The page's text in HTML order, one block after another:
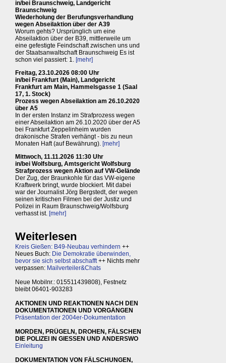
in/bei Braunschweig, Landgericht
Braunschweig
Wiederholung der Berufungsverhandlung
wegen Abseilaktion über der A39
Worum gehts? Ursprünglich um eine
Abseilaktion über der B39, mittlerweile um
eine gefestigte Feindschaft zwischen uns und
der Staatsanwaltschaft Braunschweig Es ist
schon viel passiert: 1. [mehr]
Freitag, 23.10.2026 08:00 Uhr
in/bei Frankfurt (Main), Landgericht
Frankfurt am Main, Hammelsgasse 1 (Saal
17, 1. Stock)
Prozess wegen Abseilaktion am 26.10.2020
über A5
In der ersten Instanz im Strafprozess wegen
einer Abseilaktion am 26.10.2020 über der A5
bei Frankfurt Zeppelinheim wurden
drakonische Strafen verhängt - bis zu neun
Monaten Haft (auf Bewährung). [mehr]
Mittwoch, 11.11.2026 11:30 Uhr
in/bei Wolfsburg, Amtsgericht Wolfsburg
Strafprozess wegen Aktion auf VW-Gelände
Der Zug, der Braunkohle für das VW-eigene
Kraftwerk bringt, wurde blockiert. Mit dabei
war der Journalist Jörg Bergstedt, der wegen
seinen kritischen Filmen bei der Justiz und
Polizei in Raum Braunschweig/Wolfsburg
verhasst ist. [mehr]
Weiterlesen
Kreis Gießen: B49-Neubau verhindern ++
Neues Buch: Die Demokratie überwinden,
bevor sie sich selbst abschafft++ Nichts mehr
verpassen: Mailverteiler&Chats
Neue Mobilnr.: 015511439808), Festnetz
bleibt 06401-903283
AKTIONEN UND REAKTIONEN NACH DEN
DOKUMENTATIONEN UND VORGÄNGEN
Präsentation der 2004er-Dokumentation
MORDEN, PRÜGELN, DROHEN, FÄLSCHEN
DIE POLIZEI IN GIESSEN UND ANDERSWO
Einleitung
DOKUMENTATION VON FÄLSCHUNGEN,